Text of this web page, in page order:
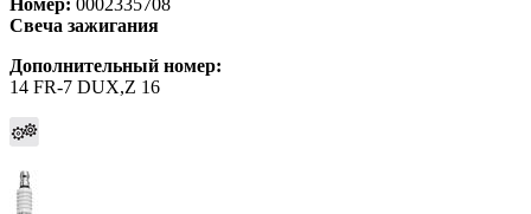
Свеча зажигания
Дополнительный номер:
14 FR-7 DUX,Z 16